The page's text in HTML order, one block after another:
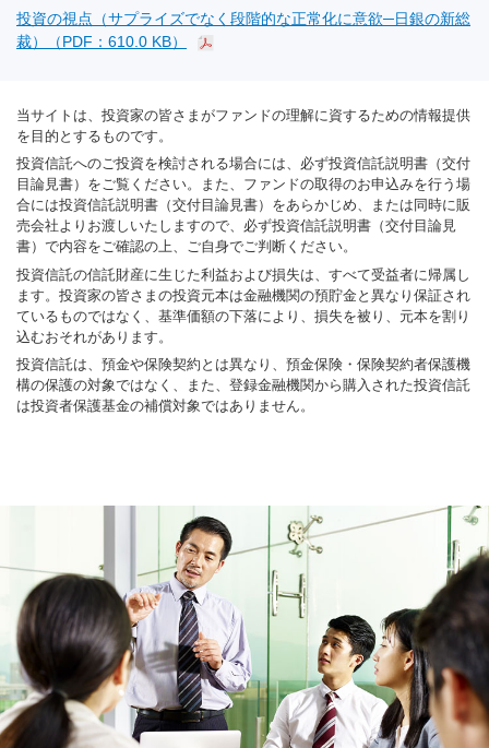
投資の視点（サプライズでなく段階的な正常化に意欲─日銀の新総
裁）（PDF：610.0 KB）
当サイトは、投資家の皆さまがファンドの理解に資するための情報提供
を目的とするものです。
投資信託へのご投資を検討される場合には、必ず投資信託説明書（交付
目論見書）をご覧ください。また、ファンドの取得のお申込みを行う場
合には投資信託説明書（交付目論見書）をあらかじめ、または同時に販
売会社よりお渡しいたしますので、必ず投資信託説明書（交付目論見
書）で内容をご確認の上、ご自身でご判断ください。
投資信託の信託財産に生じた利益および損失は、すべて受益者に帰属し
ます。投資家の皆さまの投資元本は金融機関の預貯金と異なり保証され
ているものではなく、基準価額の下落により、損失を被り、元本を割り
込むおそれがあります。
投資信託は、預金や保険契約とは異なり、預金保険・保険契約者保護機
構の保護の対象ではなく、また、登録金融機関から購入された投資信託
は投資者保護基金の補償対象ではありません。